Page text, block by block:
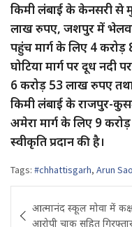
किमी लंबाई के केनसरी से
लाख रुपए, जशपुर में
पहुंच मार्ग के लिए 4
घोटिया मार्ग पर दूध नदी
6 करोड़ 53 लाख रुपए
किमी लंबाई के राजपुर-
अमेरा मार्ग के लिए 9
स्वीकृति प्रदान की है।
Tags: #chhattisgarh, Arun Sao
navigation
आत्मानंद स्कूल मोवा में
आरोपी चाकू सहित